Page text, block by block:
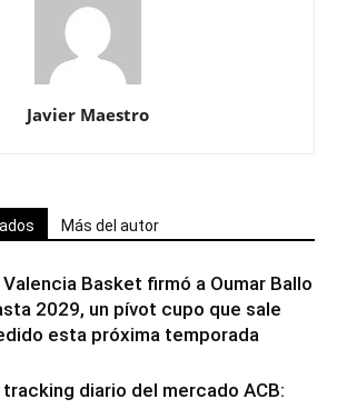
Javier Maestro
Más del autor
Valencia Basket firmó a Oumar Ballo
2029, un pívot cupo que sale
esta próxima temporada
tracking diario del mercado ACB: